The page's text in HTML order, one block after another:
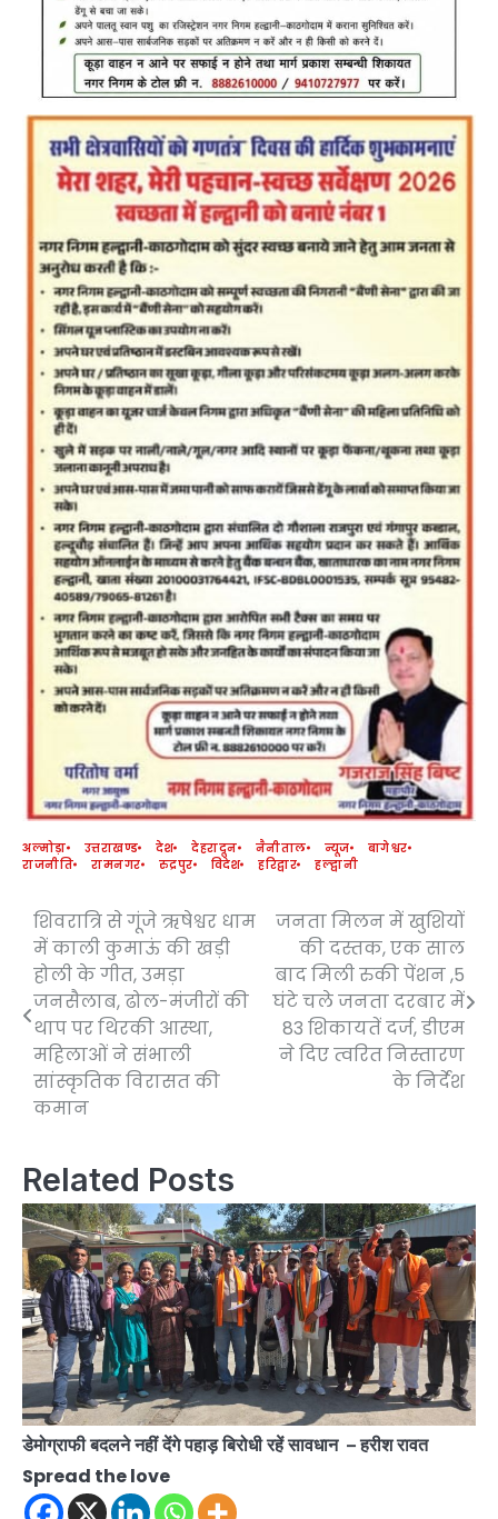
अल्मोड़ा उत्तराखण्ड देश देहरादून नैनीताल न्यूज
बागेश्वर
राजनीति
रामनगर रुद्रपुर विदेश हरिद्वार हल्द्वानी
Post
navigation
शिवरात्रि से गूंजे ऋषेश्वर धाम
में काली कुमाऊं की खड़ी
होली के गीत, उमड़ा
जनसैलाब, ढोल-मंजीरों की
थाप पर थिरकी आस्था,
महिलाओं ने संभाली
सांस्कृतिक विरासत की
कमान
जनता मिलन में खुशियों
की दस्तक, एक साल
बाद मिली रुकी पेंशन ,5
घंटे चले जनता दरबार में
83 शिकायतें दर्ज, डीएम
ने दिए त्वरित निस्तारण
के निर्देश
Related Posts
डेमोग्राफी बदलने नहीं देंगे पहाड़ बिरोधी रहें सावधान – हरीश रावत
Spread the love